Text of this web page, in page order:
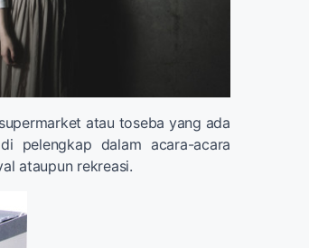
atau toseba yang ada
pelengkap dalam acara-acara
ataupun rekreasi.